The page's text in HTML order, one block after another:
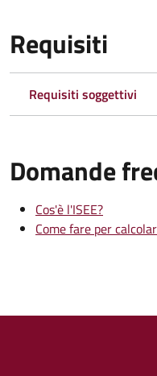
Requisiti
Requisiti soggettivi
Domande
Cos'è l'ISEE?
Come fare per